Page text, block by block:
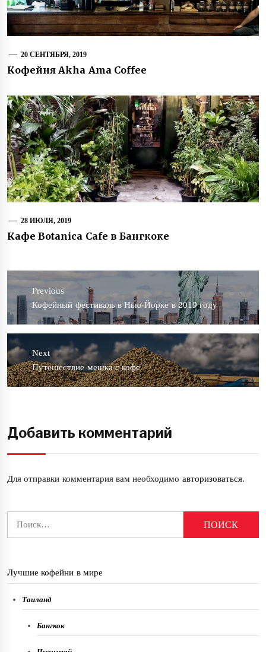
20 СЕНТЯБРЯ, 2019
Кофейня Akha Ama Coffee
28 ИЮЛЯ, 2019
Кафе Botanica Cafe в Бангкоке
Навигация
по
записям
Previous
Previous
post:
Кофейный фестиваль в Нью-Йорке в 2019 году
Next
Next
post:
Путешествие мешка с кофе
Добавить комментарий
Для отправки комментария вам необходимо авторизоваться.
Лучшие кофейни в мире
Таиланд
Бангкок